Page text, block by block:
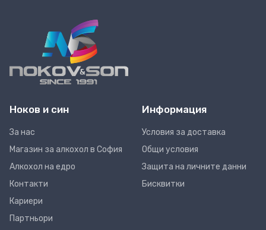
Ноков и син
За нас
Магазин за алкохол в София
Алкохол на едро
Контакти
Кариери
Партньори
Информация
Условия за доставка
Общи условия
Защита на личните данни
Бисквитки